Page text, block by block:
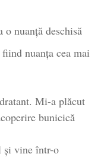
o nuanță deschisă
nuanța cea mai
Mi-a plăcut
bunicică
și vine într-o